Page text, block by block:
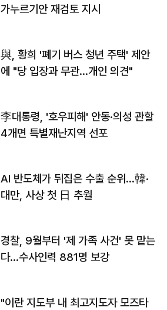
가누르기안 재검토 지시
與, 황희 '폐기 버스 청년 주택' 제안
에 "당 입장과 무관…개인 의견"
李대통령, '호우피해' 안동·의성 관할
4개면 특별재난지역 선포
AI 반도체가 뒤집은 수출 순위…韓·
대만, 사상 첫 日 추월
경찰, 9월부터 '제 가족 사건' 못 맡는
다…수사인력 881명 보강
"이란 지도부 내 최고지도자 모즈타